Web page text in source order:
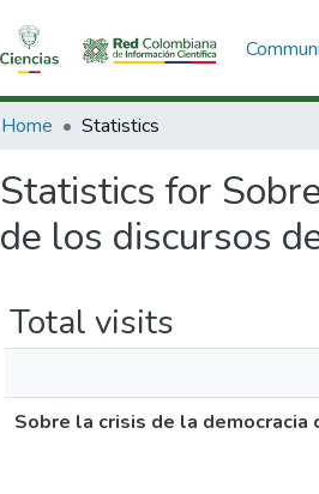
Home Statistics
Statistics for
de los discursos
Total visits
Sobre la crisis de la democracia